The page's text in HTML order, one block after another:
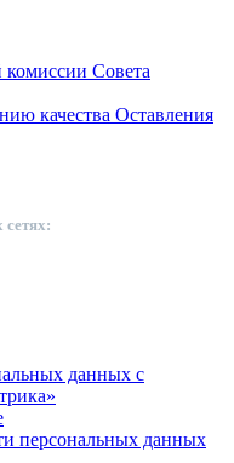
Совета
качества Оставления
данных с
персональных данных